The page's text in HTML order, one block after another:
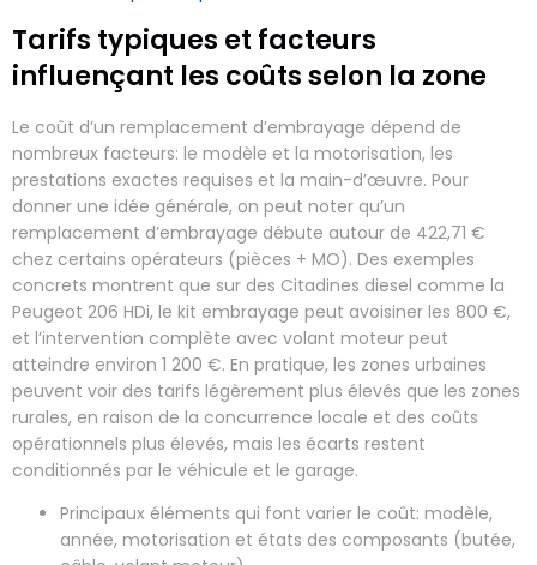
Tarifs typiques et facteurs
influençant les coûts selon la zone
Le coût d’un remplacement d’embrayage dépend de
nombreux facteurs: le modèle et la motorisation, les
prestations exactes requises et la main-d’œuvre. Pour
donner une idée générale, on peut noter qu’un
remplacement d’embrayage débute autour de 422,71 €
chez certains opérateurs (pièces + MO). Des exemples
concrets montrent que sur des Citadines diesel comme la
Peugeot 206 HDi, le kit embrayage peut avoisiner les 800 €,
et l’intervention complète avec volant moteur peut
atteindre environ 1 200 €. En pratique, les zones urbaines
peuvent voir des tarifs légèrement plus élevés que les zones
rurales, en raison de la concurrence locale et des coûts
opérationnels plus élevés, mais les écarts restent
conditionnés par le véhicule et le garage.
Principaux éléments qui font varier le coût: modèle,
année, motorisation et états des composants (butée,